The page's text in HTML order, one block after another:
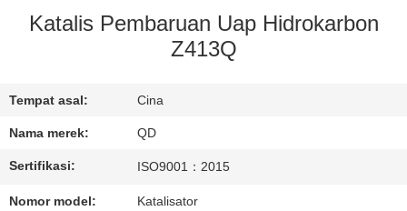
HUBUNGI
KAMI
Katalis Pembaruan Uap Hidrokarbon
Z413Q
Tempat asal: Cina
Nama merek: QD
Sertifikasi: ISO9001：2015
Nomor model: Katalisator